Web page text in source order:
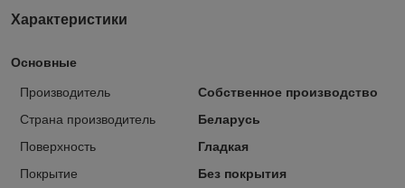
Характеристики
Основные
Производитель
Собственное производство
Страна производитель
Беларусь
Поверхность
Гладкая
Покрытие
Без покрытия